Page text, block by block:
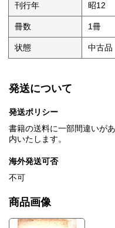
刊行年 昭12
冊数 1冊
状態 中古品
発送について
発送ポリシー
書籍の送料に一部間違いが
内いたします。
海外発送可否
不可
商品画像